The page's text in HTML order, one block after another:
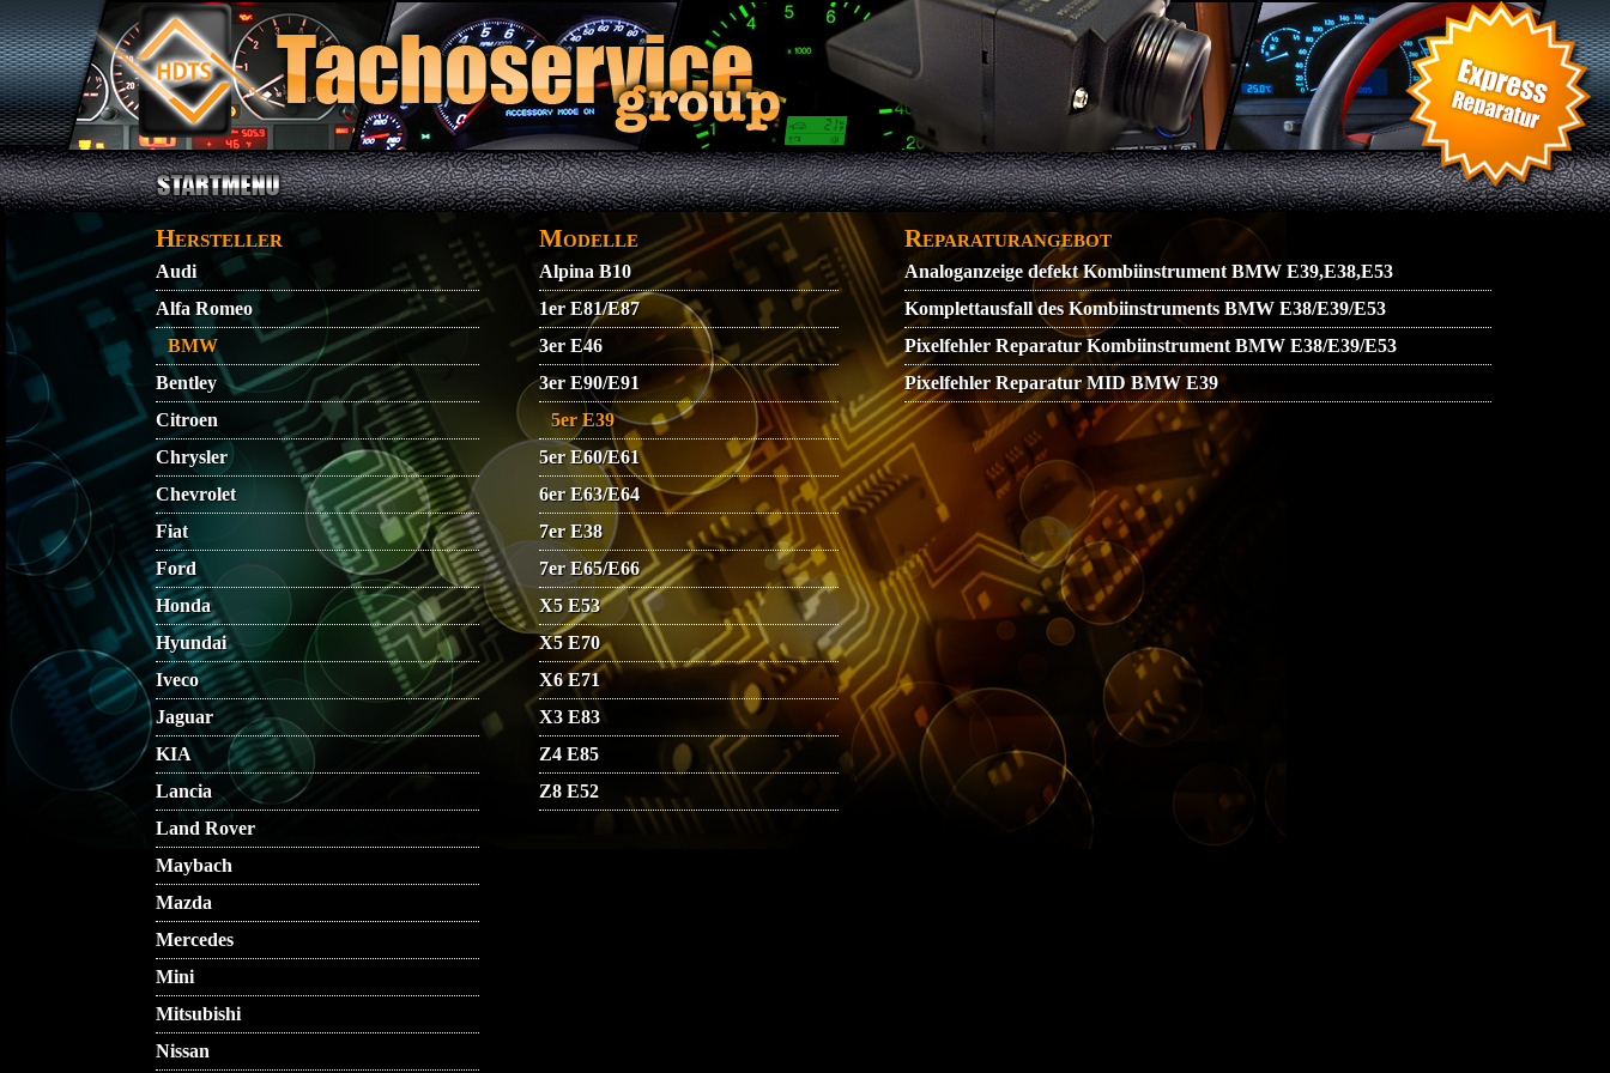
Direkt zum Inhalt
Hersteller
Audi
Alfa Romeo
BMW
Bentley
Citroen
Chrysler
Chevrolet
Fiat
Ford
Honda
Hyundai
Iveco
Jaguar
KIA
Lancia
Land Rover
Maybach
Mazda
Mercedes
Mini
Mitsubishi
Nissan
Modelle
Alpina B10
1er E81/E87
3er E46
3er E90/E91
5er E39
5er E60/E61
6er E63/E64
7er E38
7er E65/E66
X5 E53
X5 E70
X6 E71
X3 E83
Z4 E85
Z8 E52
Reparaturangebot
Analoganzeige defekt Kombiinstrument BMW E39,E38,E53
Komplettausfall des Kombiinstruments BMW E38/E39/E53
Pixelfehler Reparatur Kombiinstrument BMW E38/E39/E53
Pixelfehler Reparatur MID BMW E39